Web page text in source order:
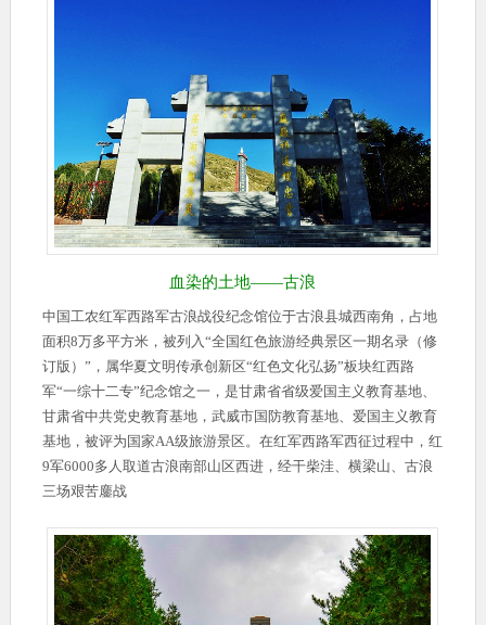
血染的土地——古浪
中国工农红军西路军古浪战役纪念馆位于古浪县城西南角，占地
面积8万多平方米，被列入“全国红色旅游经典景区一期名录（修
订版）”，属华夏文明传承创新区“红色文化弘扬”板块红西路
军“一综十二专”纪念馆之一，是甘肃省省级爱国主义教育基地、
甘肃省中共党史教育基地，武威市国防教育基地、爱国主义教育
基地，被评为国家AA级旅游景区。在红军西路军西征过程中，红
9军6000多人取道古浪南部山区西进，经干柴洼、横梁山、古浪
三场艰苦鏖战